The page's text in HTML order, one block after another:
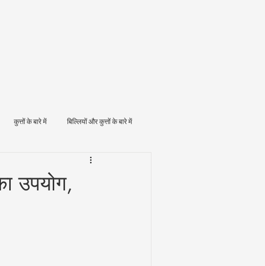
कुत्तों के बारे में बिल्लियों और कुत्तों के बारे में
उपयोग,